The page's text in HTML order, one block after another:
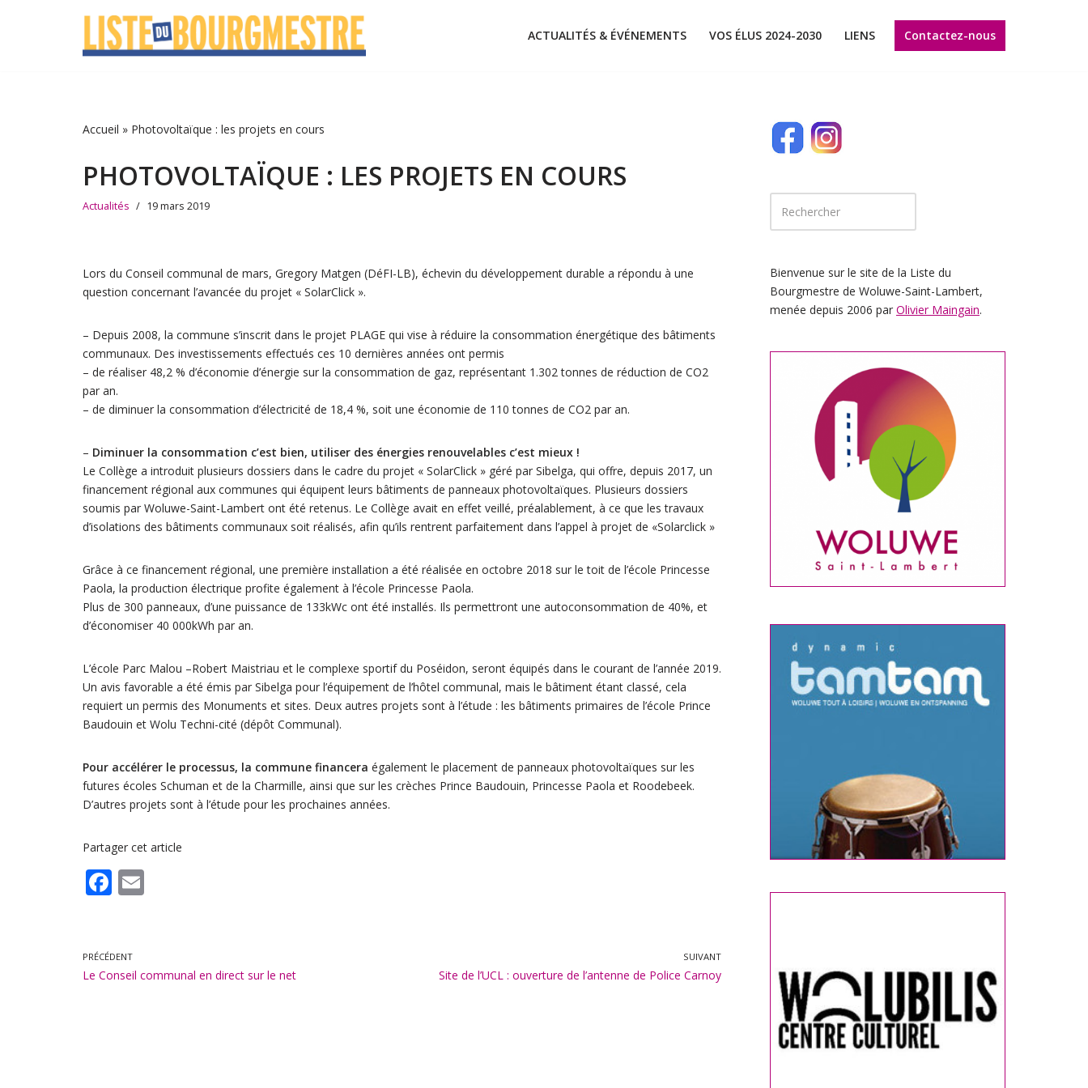
ACTUALITÉS & ÉVÉNEMENTS VOS ÉLUS 2024-2030 LIENS Contactez-nous
Accueil » Photovoltaïque : les projets en cours
PHOTOVOLTAÏQUE : LES PROJETS EN COURS
Actualités 19 mars 2019
Lors du Conseil communal de mars, Gregory Matgen (DéFI-LB), échevin du développement durable a répondu à une
question concernant l’avancée du projet « SolarClick ».
– Depuis 2008, la commune s’inscrit dans le projet PLAGE qui vise à réduire la consommation énergétique des bâtiments
communaux. Des investissements effectués ces 10 dernières années ont permis
– de réaliser 48,2 % d’économie d’énergie sur la consommation de gaz, représentant 1.302 tonnes de réduction de CO2
par an.
– de diminuer la consommation d’électricité de 18,4 %, soit une économie de 110 tonnes de CO2 par an.
– Diminuer la consommation c’est bien, utiliser des énergies renouvelables c’est mieux !
Le Collège a introduit plusieurs dossiers dans le cadre du projet « SolarClick » géré par Sibelga, qui offre, depuis 2017, un
financement régional aux communes qui équipent leurs bâtiments de panneaux photovoltaïques. Plusieurs dossiers
soumis par Woluwe-Saint-Lambert ont été retenus. Le Collège avait en effet veillé, préalablement, à ce que les travaux
d’isolations des bâtiments communaux soit réalisés, afin qu’ils rentrent parfaitement dans l’appel à projet de «Solarclick »
Grâce à ce financement régional, une première installation a été réalisée en octobre 2018 sur le toit de l’école Princesse
Paola, la production électrique profite également à l’école Princesse Paola.
Plus de 300 panneaux, d’une puissance de 133kWc ont été installés. Ils permettront une autoconsommation de 40%, et
d’économiser 40 000kWh par an.
L’école Parc Malou –Robert Maistriau et le complexe sportif du Poséidon, seront équipés dans le courant de l’année 2019.
Un avis favorable a été émis par Sibelga pour l’équipement de l’hôtel communal, mais le bâtiment étant classé, cela
requiert un permis des Monuments et sites. Deux autres projets sont à l’étude : les bâtiments primaires de l’école Prince
Baudouin et Wolu Techni-cité (dépôt Communal).
Pour accélérer le processus, la commune financera également le placement de panneaux photovoltaïques sur les
futures écoles Schuman et de la Charmille, ainsi que sur les crèches Prince Baudouin, Princesse Paola et Roodebeek.
D’autres projets sont à l’étude pour les prochaines années.
Partager cet article
F
b
o
PRÉCÉDENT
Le Conseil communal en direct sur le net
SUIVANT
Site de l’UCL : ouverture de l’antenne de Police Carnoy
Bienvenue sur le site de la Liste du
Bourgmestre de Woluwe-Saint-Lambert,
menée depuis 2006 par Olivier Maingain.